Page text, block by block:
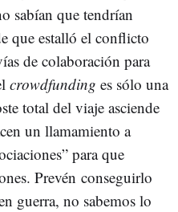
sabían que tendrían
que estalló el conflicto
de colaboración para
crowdfunding es sólo una
total del viaje asciende
un llamamiento a
para que
Prevén conseguirlo
guerra, no sabemos lo